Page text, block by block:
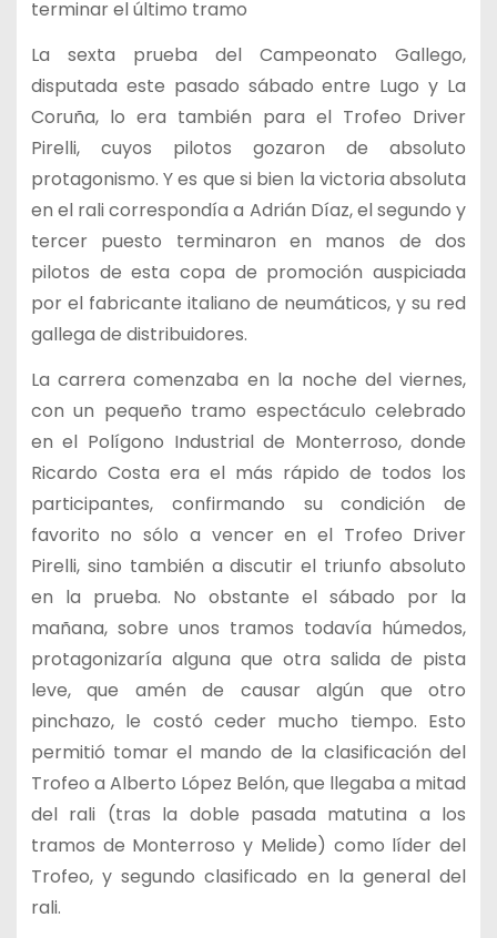
terminar el último tramo
La sexta prueba del Campeonato Gallego,
disputada este pasado sábado entre Lugo y La
Coruña, lo era también para el Trofeo Driver
Pirelli, cuyos pilotos gozaron de absoluto
protagonismo. Y es que si bien la victoria absoluta
en el rali correspondía a Adrián Díaz, el segundo y
tercer puesto terminaron en manos de dos
pilotos de esta copa de promoción auspiciada
por el fabricante italiano de neumáticos, y su red
gallega de distribuidores.
La carrera comenzaba en la noche del viernes,
con un pequeño tramo espectáculo celebrado
en el Polígono Industrial de Monterroso, donde
Ricardo Costa era el más rápido de todos los
participantes, confirmando su condición de
favorito no sólo a vencer en el Trofeo Driver
Pirelli, sino también a discutir el triunfo absoluto
en la prueba. No obstante el sábado por la
mañana, sobre unos tramos todavía húmedos,
protagonizaría alguna que otra salida de pista
leve, que amén de causar algún que otro
pinchazo, le costó ceder mucho tiempo. Esto
permitió tomar el mando de la clasificación del
Trofeo a Alberto López Belón, que llegaba a mitad
del rali (tras la doble pasada matutina a los
tramos de Monterroso y Melide) como líder del
Trofeo, y segundo clasificado en la general del
rali.